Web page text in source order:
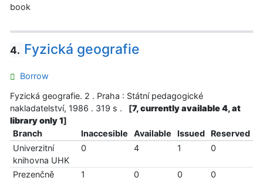
book
4. Fyzická geografie
Borrow
Fyzická geografie. 2 . Praha : Státní pedagogické
nakladatelství, 1986 . 319 s .
[7, currently available 4, at
library only 1]
Branch
Inaccesible Available Issued
Reserved
Univerzitní
knihovna UHK
0 4 1 0
Prezenčně 1 0 0 0